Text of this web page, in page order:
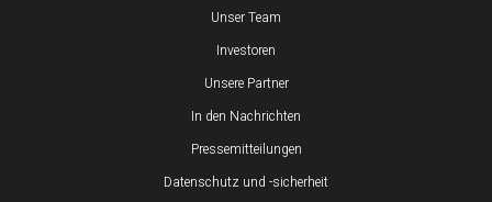
Unser Team
Investoren
Unsere Partner
In den Nachrichten
Pressemitteilungen
Datenschutz und -sicherheit